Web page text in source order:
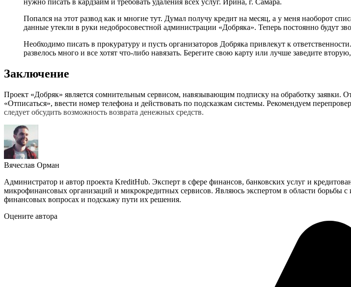
Попался на этот развод как и многие тут. Думал получу кредит на месяц, а у меня наоборот
данные утекли в руки недобросовестной администрации «Добряка». Теперь постоянно будут
Необходимо писать в прокуратуру и пусть организаторов Добряка привлекут к
развелось много и все хотят что-либо навязать. Берегите свою карту или лучше заведите
Заключение
Проект «Добряк» является сомнительным сервисом, навязывающим подписку на обработку заявки.
«Отписаться», ввести номер телефона и действовать по подсказкам системы. Рекомендуем
следует обсудить возможность возврата денежных средств.
Вячеслав Орман
Администратор и автор проекта KreditHub. Эксперт в сфере финансов, банковских услуг и
микрофинансовых организаций и микрокредитных сервисов. Являюсь экспертом в области
финансовых вопросах и подскажу пути их решения.
Оцените автора